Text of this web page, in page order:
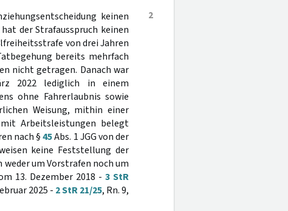
2
keinen
der Strafausspruch keinen
von drei Jahren
bereits mehrfach
nicht getragen. Danach war
2022 lediglich in einem
ohne Fahrerlaubnis sowie
Weisung, mithin einer
Arbeitsleistungen belegt
nach §45Abs. 1 JGG von der
keine Feststellung der
um Vorstrafen noch um
13. Dezember 2018 - 3 StR
2025 - 2 StR 21/25, Rn. 9,